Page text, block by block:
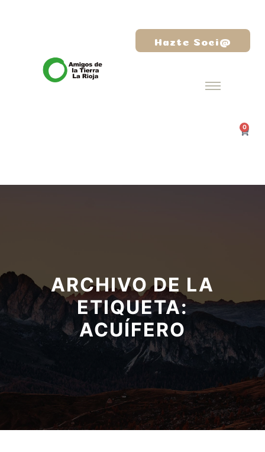
0
Hazte Soci@
ARCHIVO DE LA
ETIQUETA:
ACUÍFERO